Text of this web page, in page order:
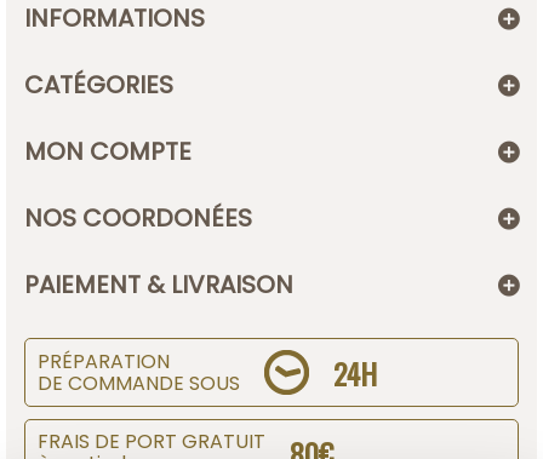
INFORMATIONS
CATÉGORIES
MON COMPTE
NOS COORDONÉES
PAIEMENT & LIVRAISON
PRÉPARATION
DE COMMANDE SOUS 24H
FRAIS DE PORT GRATUIT